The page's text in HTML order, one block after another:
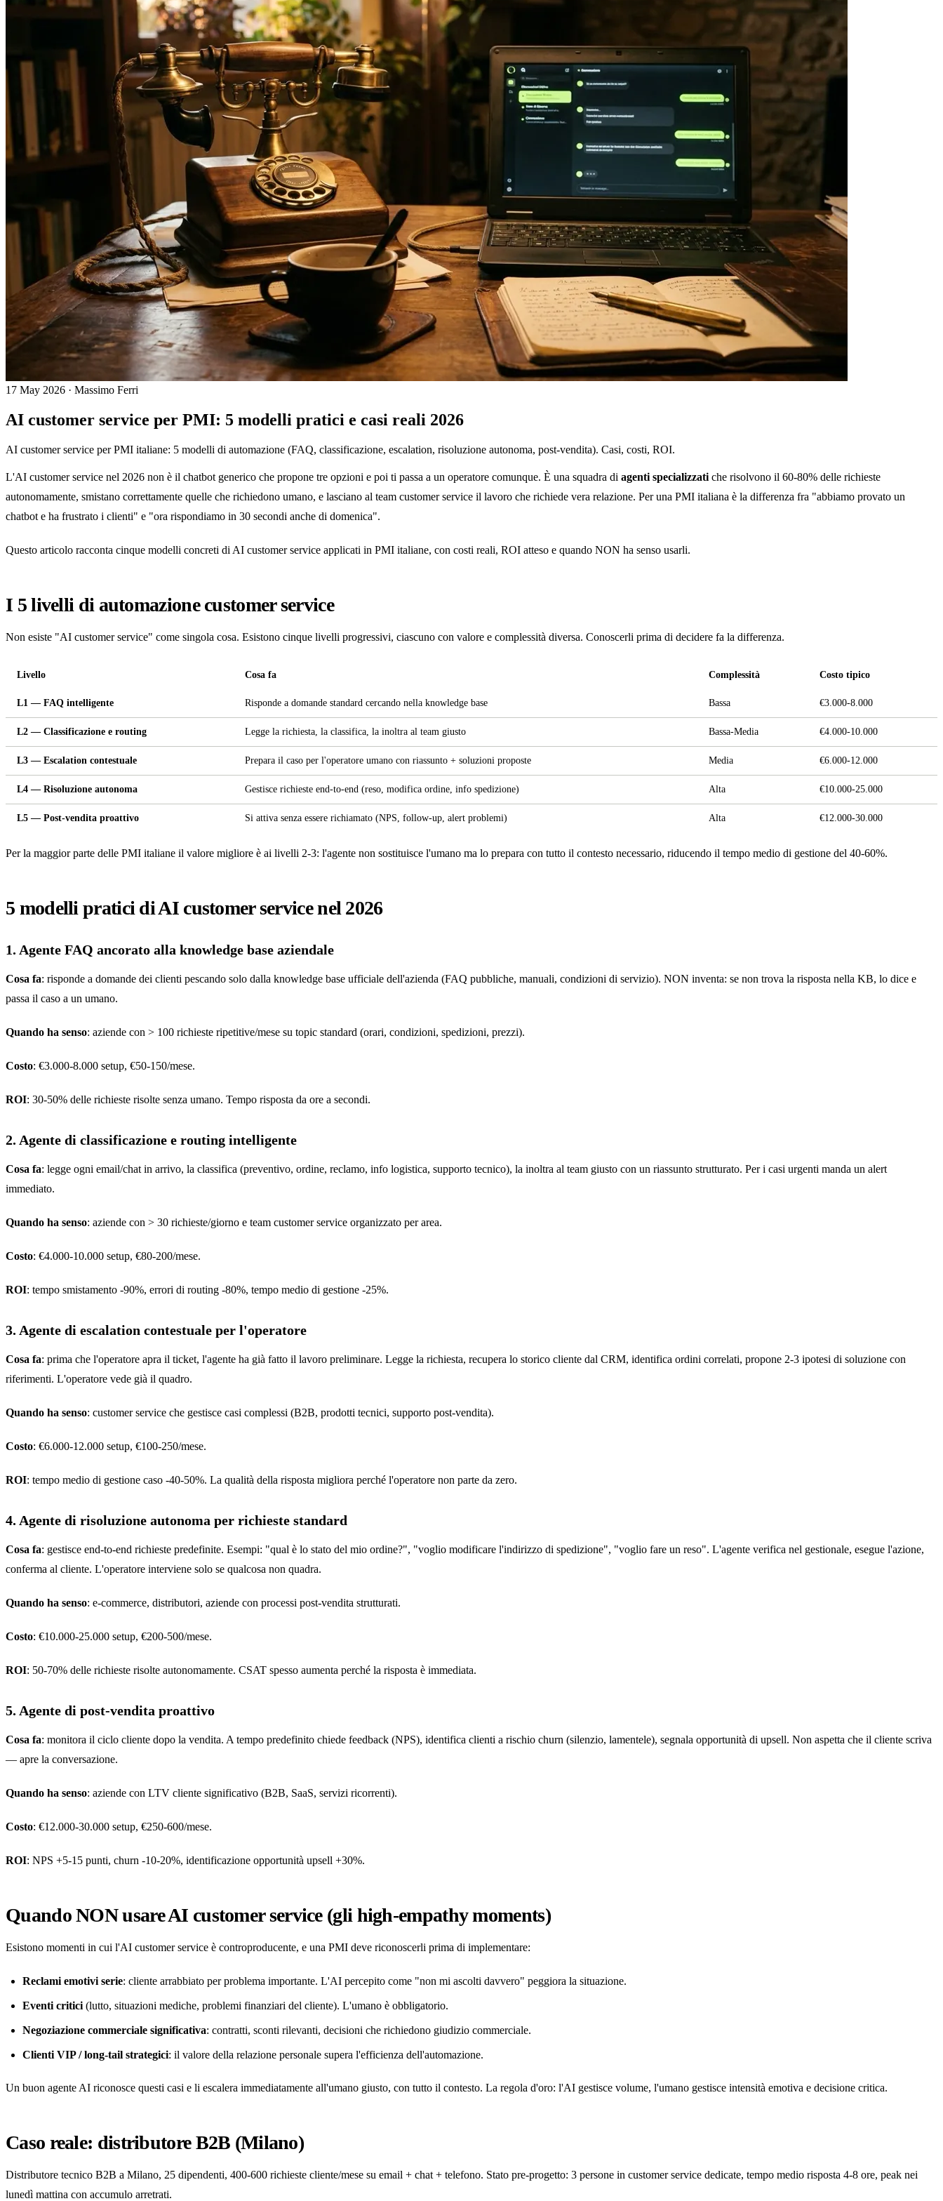
17 May 2026 · Massimo Ferri
AI customer service per PMI: 5 modelli pratici e casi reali 2026
AI customer service per PMI italiane: 5 modelli di automazione (FAQ, classificazione, escalation, risoluzione autonoma, post-vendita). Casi, costi, ROI.
L'AI customer service nel 2026 non è il chatbot generico che propone tre opzioni e poi ti passa a un operatore comunque. È una squadra di agenti specializzati che risolvono il 60-80% delle richieste
autonomamente, smistano correttamente quelle che richiedono umano, e lasciano al team customer service il lavoro che richiede vera relazione. Per una PMI italiana è la differenza fra "abbiamo provato un
chatbot e ha frustrato i clienti" e "ora rispondiamo in 30 secondi anche di domenica".
Questo articolo racconta cinque modelli concreti di AI customer service applicati in PMI italiane, con costi reali, ROI atteso e quando NON ha senso usarli.
I 5 livelli di automazione customer service
Non esiste "AI customer service" come singola cosa. Esistono cinque livelli progressivi, ciascuno con valore e complessità diversa. Conoscerli prima di decidere fa la differenza.
Livello Cosa fa Complessità Costo tipico
L1 — FAQ intelligente Risponde a domande standard cercando nella knowledge base Bassa €3.000-8.000
L2 — Classificazione e routing Legge la richiesta, la classifica, la inoltra al team giusto Bassa-Media €4.000-10.000
L3 — Escalation contestuale Prepara il caso per l'operatore umano con riassunto + soluzioni proposte Media €6.000-12.000
L4 — Risoluzione autonoma Gestisce richieste end-to-end (reso, modifica ordine, info spedizione) Alta €10.000-25.000
L5 — Post-vendita proattivo Si attiva senza essere richiamato (NPS, follow-up, alert problemi) Alta €12.000-30.000
Per la maggior parte delle PMI italiane il valore migliore è ai livelli 2-3: l'agente non sostituisce l'umano ma lo prepara con tutto il contesto necessario, riducendo il tempo medio di gestione del 40-60%.
5 modelli pratici di AI customer service nel 2026
1. Agente FAQ ancorato alla knowledge base aziendale
Cosa fa: risponde a domande dei clienti pescando solo dalla knowledge base ufficiale dell'azienda (FAQ pubbliche, manuali, condizioni di servizio). NON inventa: se non trova la risposta nella KB, lo dice e
passa il caso a un umano.
Quando ha senso: aziende con > 100 richieste ripetitive/mese su topic standard (orari, condizioni, spedizioni, prezzi).
Costo: €3.000-8.000 setup, €50-150/mese.
ROI: 30-50% delle richieste risolte senza umano. Tempo risposta da ore a secondi.
2. Agente di classificazione e routing intelligente
Cosa fa: legge ogni email/chat in arrivo, la classifica (preventivo, ordine, reclamo, info logistica, supporto tecnico), la inoltra al team giusto con un riassunto strutturato. Per i casi urgenti manda un alert
immediato.
Quando ha senso: aziende con > 30 richieste/giorno e team customer service organizzato per area.
Costo: €4.000-10.000 setup, €80-200/mese.
ROI: tempo smistamento -90%, errori di routing -80%, tempo medio di gestione -25%.
3. Agente di escalation contestuale per l'operatore
Cosa fa: prima che l'operatore apra il ticket, l'agente ha già fatto il lavoro preliminare. Legge la richiesta, recupera lo storico cliente dal CRM, identifica ordini correlati, propone 2-3 ipotesi di soluzione con
riferimenti. L'operatore vede già il quadro.
Quando ha senso: customer service che gestisce casi complessi (B2B, prodotti tecnici, supporto post-vendita).
Costo: €6.000-12.000 setup, €100-250/mese.
ROI: tempo medio di gestione caso -40-50%. La qualità della risposta migliora perché l'operatore non parte da zero.
4. Agente di risoluzione autonoma per richieste standard
Cosa fa: gestisce end-to-end richieste predefinite. Esempi: "qual è lo stato del mio ordine?", "voglio modificare l'indirizzo di spedizione", "voglio fare un reso". L'agente verifica nel gestionale, esegue l'azione,
conferma al cliente. L'operatore interviene solo se qualcosa non quadra.
Quando ha senso: e-commerce, distributori, aziende con processi post-vendita strutturati.
Costo: €10.000-25.000 setup, €200-500/mese.
ROI: 50-70% delle richieste risolte autonomamente. CSAT spesso aumenta perché la risposta è immediata.
5. Agente di post-vendita proattivo
Cosa fa: monitora il ciclo cliente dopo la vendita. A tempo predefinito chiede feedback (NPS), identifica clienti a rischio churn (silenzio, lamentele), segnala opportunità di upsell. Non aspetta che il cliente scriva
— apre la conversazione.
Quando ha senso: aziende con LTV cliente significativo (B2B, SaaS, servizi ricorrenti).
Costo: €12.000-30.000 setup, €250-600/mese.
ROI: NPS +5-15 punti, churn -10-20%, identificazione opportunità upsell +30%.
Quando NON usare AI customer service (gli high-empathy moments)
Esistono momenti in cui l'AI customer service è controproducente, e una PMI deve riconoscerli prima di implementare:
Reclami emotivi serie: cliente arrabbiato per problema importante. L'AI percepito come "non mi ascolti davvero" peggiora la situazione.
Eventi critici (lutto, situazioni mediche, problemi finanziari del cliente). L'umano è obbligatorio.
Negoziazione commerciale significativa: contratti, sconti rilevanti, decisioni che richiedono giudizio commerciale.
Clienti VIP / long-tail strategici: il valore della relazione personale supera l'efficienza dell'automazione.
Un buon agente AI riconosce questi casi e li escalera immediatamente all'umano giusto, con tutto il contesto. La regola d'oro: l'AI gestisce volume, l'umano gestisce intensità emotiva e decisione critica.
Caso reale: distributore B2B (Milano)
Distributore tecnico B2B a Milano, 25 dipendenti, 400-600 richieste cliente/mese su email + chat + telefono. Stato pre-progetto: 3 persone in customer service dedicate, tempo medio risposta 4-8 ore, peak nei
lunedì mattina con accumulo arretrati.